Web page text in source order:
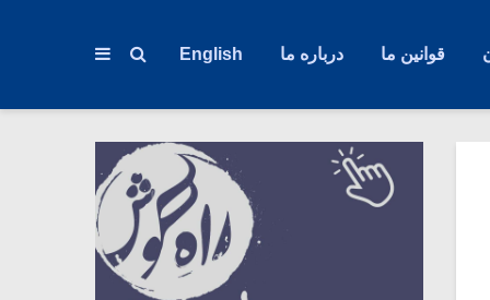
قوانین ما درباره ما English